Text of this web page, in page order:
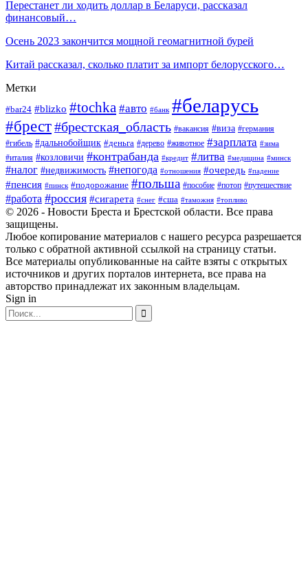
Перестанет ли ходить доллар в Беларуси, рассказал
финансовый…
Осень 2023 закончится мощной геомагнитной бурей
Китай рассказал, сколько платит за импорт белорусского…
Метки
#bar24 #blizko #tochka #авто #банк #беларусь
#брест#брестская_область #вакансия #виза #германия
#гибель #дальнобойщик #деньга #дерево #животное #зарплата #зима
#италия #козловичи #контрабанда #кредит #литва #медицина #минск
#налог #недвижимость #непогода #отношения #очередь #падение
#пенсия #пинск #подорожание #польша #пособие #потоп #путешествие
#работа #россия #сигарета #снег #сша #таможня #топливо
© 2026 - Новости Бреста и Брестской области. Все права
защищены.
Любое копирование материалов с нашего ресурса разрешается
только с обратной активной ссылкой на страницу статьи.
Все материалы опубликованные на сайте взяты с открытых
источников и других порталов интернета, все права на
авторство принадлежат их законным владельцам.
Sign in